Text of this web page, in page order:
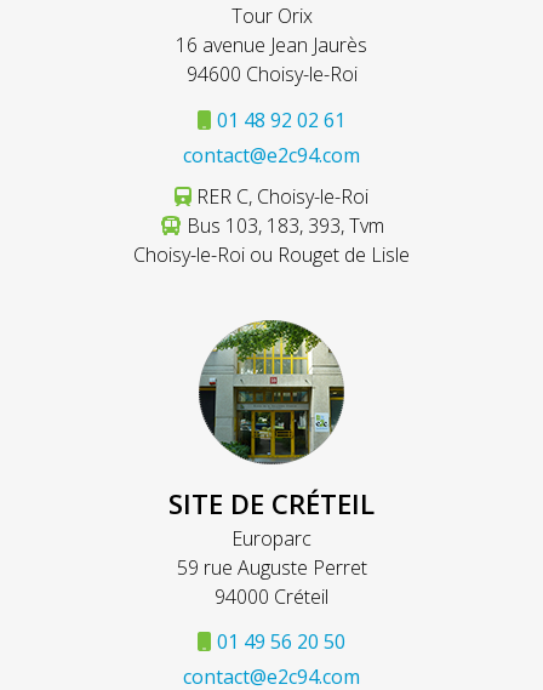
Tour Orix
16 avenue Jean Jaurès
94600 Choisy-le-Roi
01 48 92 02 61
contact@e2c94.com
RER C, Choisy-le-Roi
Bus 103, 183, 393, Tvm
Choisy-le-Roi ou Rouget de Lisle
SITE DE CRÉTEIL
Europarc
59 rue Auguste Perret
94000 Créteil
01 49 56 20 50
contact@e2c94.com